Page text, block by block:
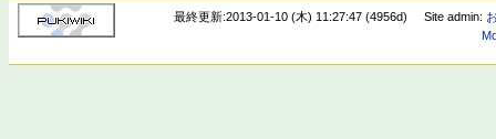
最終更新:2013-01-10 (木) 11:27:47 (4956d) Site admin: